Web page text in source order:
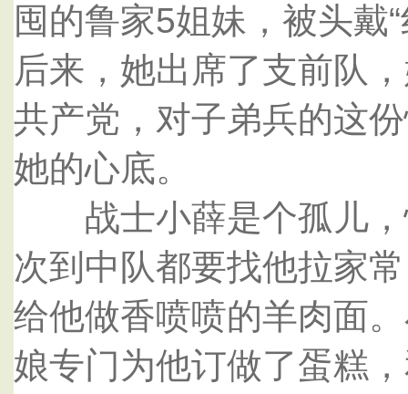
囤的鲁家5姐妹，被头
后来，她出席了支前队
共产党，对子弟兵的这
她的心底。
战士小薛是个孤儿，
次到中队都要找他拉家
给他做香喷喷的羊肉面
娘专门为他订做了蛋糕